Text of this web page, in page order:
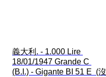
義大利. - 1.000 Lire
18/01/1947 Grande C
(B.I.) - Gigante BI 51 E  (沒